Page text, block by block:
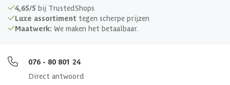
4,65/5 bij TrustedShops
Luxe assortiment tegen scherpe prijzen
Maatwerk: We maken het betaalbaar.
076 - 80 801 24
Direct antwoord